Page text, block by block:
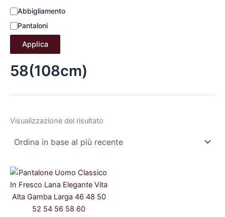
Abbigliamento
Pantaloni
Applica
58(108cm)
Visualizzazione del risultato
Il
originale
era:
44,99 €.
Il
attuale
è: